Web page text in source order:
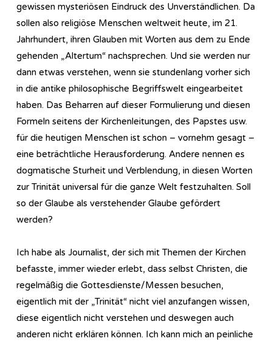
gewissen mysteriösen Eindruck des Unverständlichen. Da
sollen also religiöse Menschen weltweit heute, im 21.
Jahrhundert, ihren Glauben mit Worten aus dem zu Ende
gehenden „Altertum“ nachsprechen. Und sie werden nur
dann etwas verstehen, wenn sie stundenlang vorher sich
in die antike philosophische Begriffswelt eingearbeitet
haben. Das Beharren auf dieser Formulierung und diesen
Formeln seitens der Kirchenleitungen, des Papstes usw.
für die heutigen Menschen ist schon – vornehm gesagt –
eine beträchtliche Herausforderung. Andere nennen es
dogmatische Sturheit und Verblendung, in diesen Worten
zur Trinität universal für die ganze Welt festzuhalten. Soll
so der Glaube als verstehender Glaube gefördert
werden?
Ich habe als Journalist, der sich mit Themen der Kirchen
befasste, immer wieder erlebt, dass selbst Christen, die
regelmäßig die Gottesdienste/Messen besuchen,
eigentlich mit der „Trinität“ nicht viel anzufangen wissen,
diese eigentlich nicht verstehen und deswegen auch
anderen nicht erklären können. Ich kann mich an peinliche